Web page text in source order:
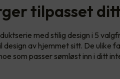
tilpasset
med stilig design i 5
av hjemmet sitt. De ulike
som passer sømløst inn i ditt